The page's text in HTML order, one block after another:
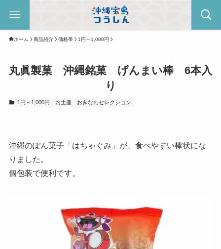
ホーム 商品紹介 価格帯 1円～1,000円
丸眞製菓 沖縄銘菓 げんまい棒 6本入
り
1円～1,000円 お土産 おきなわセレクション
沖縄のぽん菓子「はちゃぐみ」が、食べやすい棒状にな
りました。
個包装で便利です。